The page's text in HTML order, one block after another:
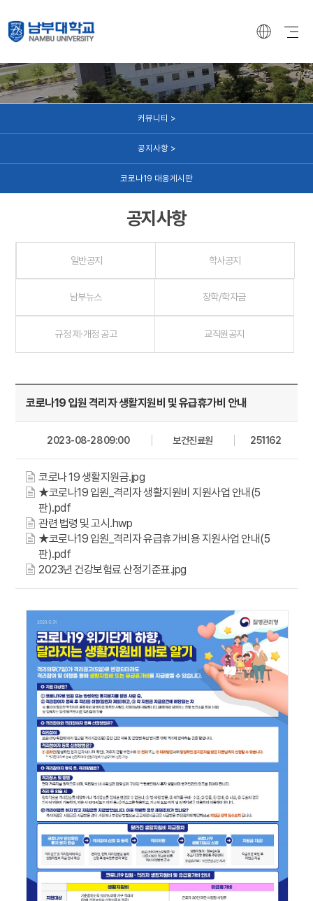
커뮤니티 >
공지사항 >
코로나19 대응게시판
공지사항
일반공지 학사공지
남부뉴스 장학/학자금
규정 제·개정 공고 교직원공지
코로나19 입원 격리자 생활지원비 및 유급휴가비 안내
2023-08-28 09:00 보건진료원 251162
코로나 19 생활지원금.jpg
★코로나19 입원_격리자 생활지원비 지원사업 안내(5
판).pdf
관련 법령 및 고시.hwp
★코로나19 입원_격리자 유급휴가비용 지원사업 안내(5
판).pdf
2023년 건강보험료 산정기준표.jpg